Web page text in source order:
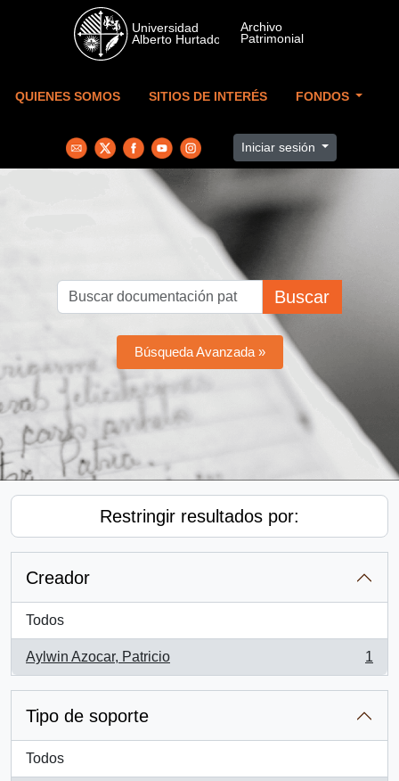
Skip to main content
QUIENES SOMOS SITIOS DE INTERÉS FONDOS
Iniciar sesión
Buscar
Búsqueda Avanzada »
Restringir resultados por:
Creador
Todos
Aylwin Azocar, Patricio
, 1 resultados
1
Tipo de soporte
Todos